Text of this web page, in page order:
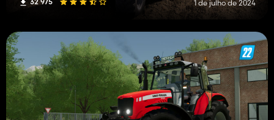
1 de julho de 2024